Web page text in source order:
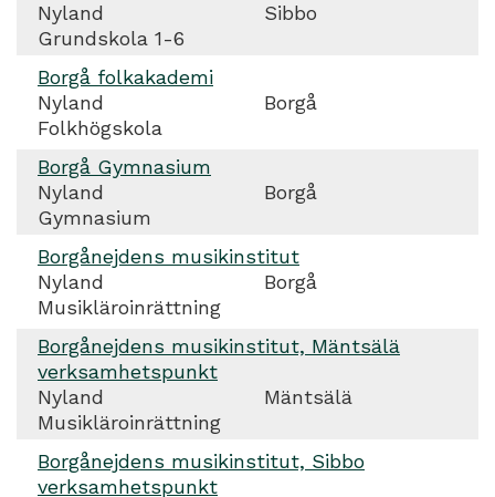
Nyland
Sibbo
Grundskola 1-6
Borgå folkakademi
Nyland
Borgå
Folkhögskola
Borgå Gymnasium
Nyland
Borgå
Gymnasium
Borgånejdens musikinstitut
Nyland
Borgå
Musikläroinrättning
Borgånejdens musikinstitut, Mäntsälä
verksamhetspunkt
Nyland
Mäntsälä
Musikläroinrättning
Borgånejdens musikinstitut, Sibbo
verksamhetspunkt